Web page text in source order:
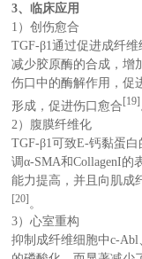
3、临床应用
1）创伤愈合
TGF-β1通过促进成纤
减少胶原酶的合成，增
伤口中的酶解作用，促
形成，促进伤口愈合 [19]
2）腹膜纤维化
TGF-β1可致E-钙黏蛋
调α-SMA和CollagenI的
能力提高，并且向肌成
[20] 。
3）心室重构
抑制成纤维细胞中c-